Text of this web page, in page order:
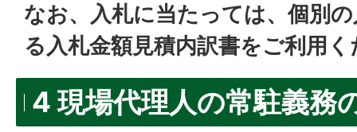
なお、入札に当たっては、個別
る入札金額見積内訳書をご利用
4 現場代理人の常駐義務